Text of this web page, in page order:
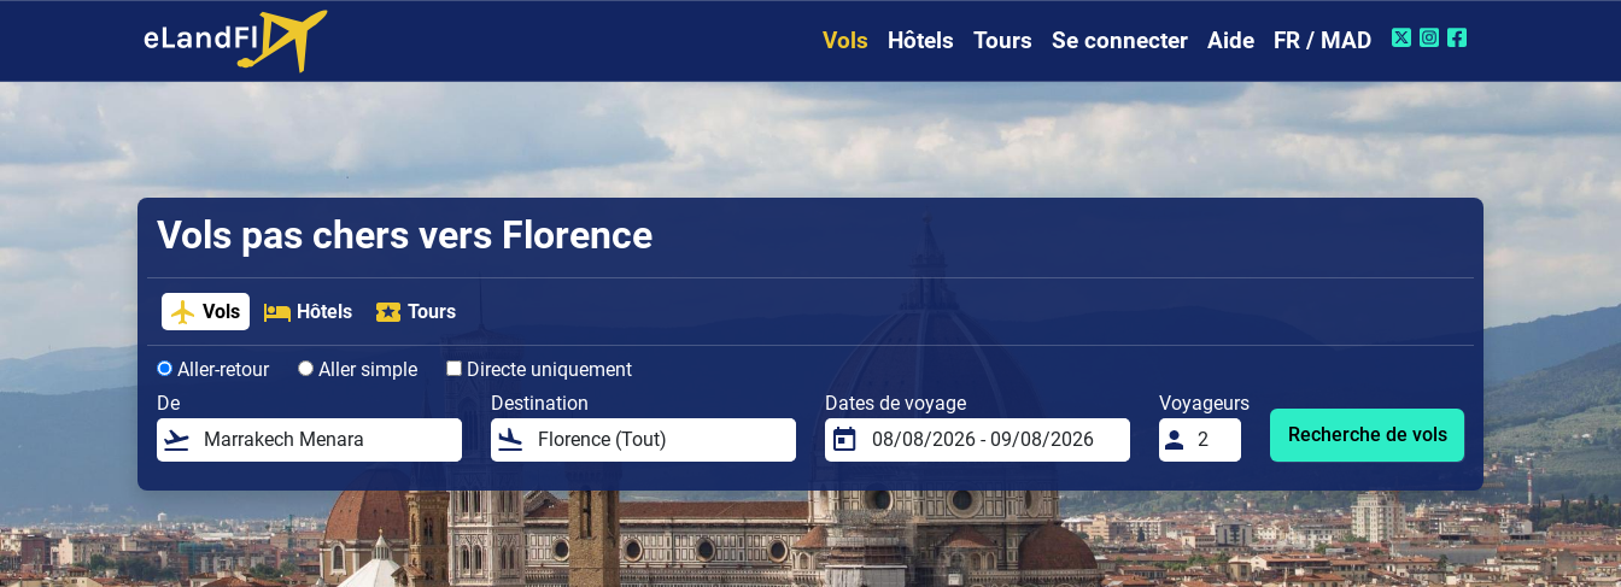
Vols Hôtels Tours Se connecter Aide FR / MAD
Vols pas chers vers Florence
Vols Hôtels Tours
Aller-retour Aller simple
Directe uniquement
De
Destination Dates de voyage
Voyageurs
Recherche de vols